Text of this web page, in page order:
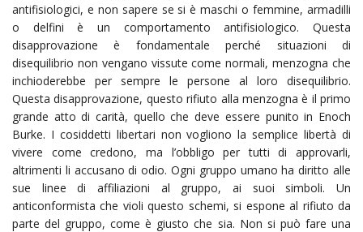
antifisiologici, e non sapere se si è maschi o femmine, armadilli
o delfini è un comportamento antifisiologico. Questa
disapprovazione è fondamentale perché situazioni di
disequilibrio non vengano vissute come normali, menzogna che
inchioderebbe per sempre le persone al loro disequilibrio.
Questa disapprovazione, questo rifiuto alla menzogna è il primo
grande atto di carità, quello che deve essere punito in Enoch
Burke. I cosiddetti libertari non vogliono la semplice libertà di
vivere come credono, ma l’obbligo per tutti di approvarli,
altrimenti li accusano di odio. Ogni gruppo umano ha diritto alle
sue linee di affiliazioni al gruppo, ai suoi simboli. Un
anticonformista che violi questo schemi, si espone al rifiuto da
parte del gruppo, come è giusto che sia. Non si può fare una